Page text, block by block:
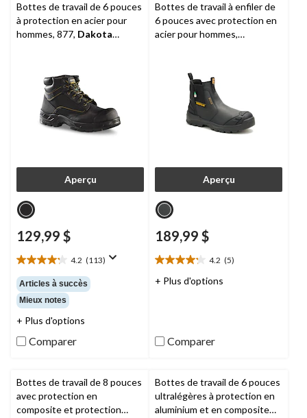
Bottes de travail de 6 pouces
à protection en acier pour
hommes, 877, Dakota
Aperçu
129,99 $
4.2 (113)
4.2
étoile(s)
sur
5.
113
Articles à succès
Mieux notes
+ Plus d'options
Comparer
Bottes de travail à enfiler de
6 pouces avec protection en
acier pour hommes,
Aperçu
189,99 $
4.2 (5)
4.2
étoile(s)
+ Plus d'options
Comparer
Bottes de travail de 8 pouces
avec protection en
composite et protection
Bottes de travail de 6 pouces
ultralégères à protection en
aluminium et en composite